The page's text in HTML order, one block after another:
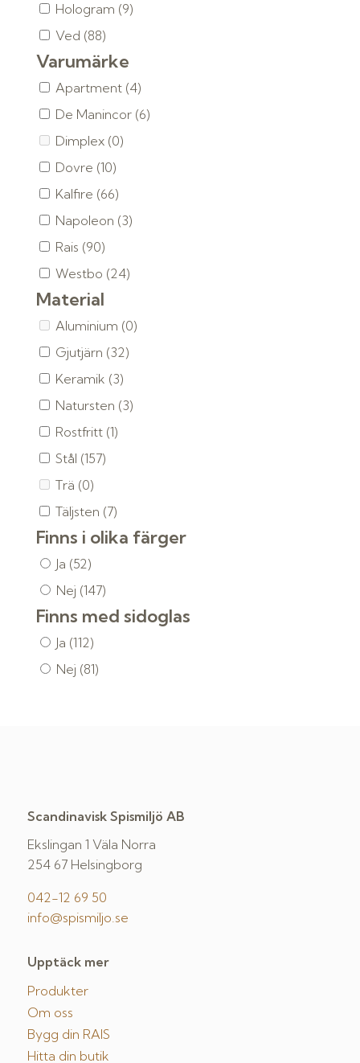
Hologram (9)
Ved (88)
Varumärke
Apartment (4)
De Manincor (6)
Dimplex (0)
Dovre (10)
Kalfire (66)
Napoleon (3)
Rais (90)
Westbo (24)
Material
Aluminium (0)
Gjutjärn (32)
Keramik (3)
Natursten (3)
Rostfritt (1)
Stål (157)
Trä (0)
Täljsten (7)
Finns i olika färger
Ja (52)
Nej (147)
Finns med sidoglas
Ja (112)
Nej (81)
Scandinavisk Spismiljö AB
Ekslingan 1 Väla Norra
254 67 Helsingborg
042-12 69 50
info@spismiljo.se
Upptäck mer
Produkter
Om oss
Bygg din RAIS
Hitta din butik